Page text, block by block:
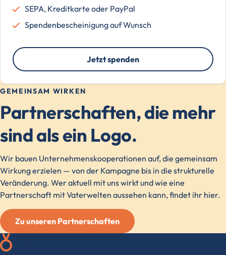
SEPA, Kreditkarte oder PayPal
Spendenbescheinigung auf Wunsch
Jetzt spenden
GEMEINSAM WIRKEN
Partnerschaften, die mehr
sind als ein Logo.
Wir bauen Unternehmenskooperationen auf, die gemeinsam
Wirkung erzielen — von der Kampagne bis in die strukturelle
Veränderung. Wer aktuell mit uns wirkt und wie eine
Partnerschaft mit Vaterwelten aussehen kann, findet ihr hier.
Zu unseren Partnerschaften